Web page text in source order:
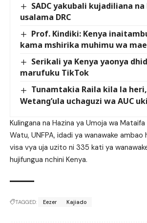
SADC yakubali kujadiliana na
usalama DRC
Prof. Kindiki: Kenya
kama mshirika muhimu wa
Serikali ya Kenya yaonya
marufuku TikTok
Tunamtakia Raila kila la
Wetang’ula uchaguzi wa AUC
Kulingana na Hazina ya Umoja wa
Watu, UNFPA, idadi ya wanawake ambao
visa vya uja uzito ni 335 kati ya
hujifungua nchini Kenya.
TAGGED: Eezer Kajiado